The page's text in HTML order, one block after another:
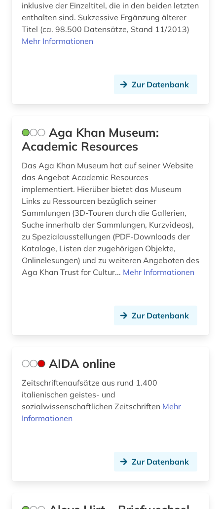
digital humanities (1)
digitale edition (1)
dissertation (2)
dokument (2)
dunhuang (1)
dunhuang-handschriften (1)
dänemark (2)
e-book (1)
e-learning (2)
eblaitisch (1)
edward sylvester morse (1)
elektronische medien (1)
elektronische zeitschrift (3)
inklusive der Einzeltitel, die in den beiden letzten
enthalten sind. Sukzessive Ergänzung älterer
Titel (ca. 98.500 Datensätze, Stand 11/2013)
Mehr Informationen
Zur Datenbank
Aga Khan Museum:
Academic Resources
Das Aga Khan Museum hat auf seiner Website
das Angebot Academic Resources
implementiert. Hierüber bietet das Museum
Links zu Ressourcen bezüglich seiner
Sammlungen (3D-Touren durch die Gallerien,
Suche innerhalb der Sammlungen, Kurzvideos),
zu Spezialausstellungen (PDF-Downloads der
Kataloge, Listen der zugehörigen Objekte,
Onlinelesungen) und zu weiteren Angeboten des
Aga Khan Trust for Cultur... Mehr Informationen
Zur Datenbank
AIDA online
Zeitschriftenaufsätze aus rund 1.400
italienischen geistes- und
sozialwissenschaftlichen Zeitschriften Mehr
Informationen
Zur Datenbank